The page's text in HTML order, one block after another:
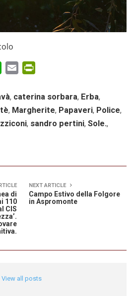
WhatsApp
Email
, caterina sorbara, Erba,
, Margherite, Papaveri, Police,
, sandro pertini, Sole.,
di
110
CIS
NEXT ARTICLE
Campo Estivo della Folgore
in Aspromonte
View all posts